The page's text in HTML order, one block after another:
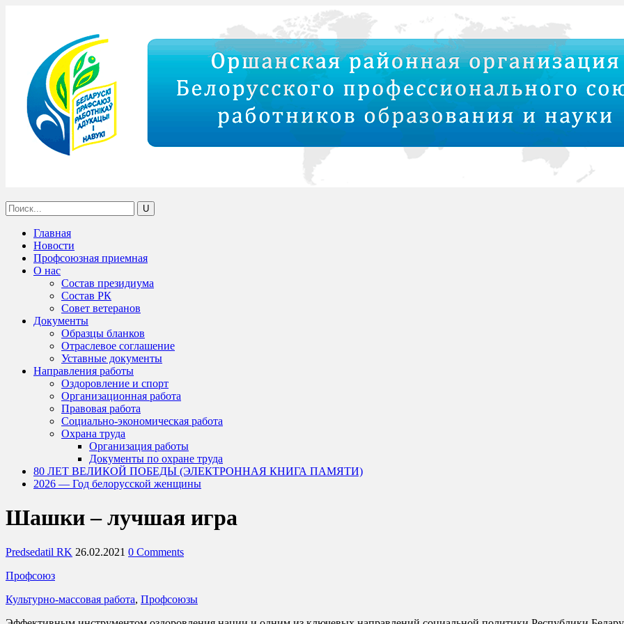
Главная
Новости
Профсоюзная приемная
О нас
Состав президиума
Состав РК
Совет ветеранов
Документы
Образцы бланков
Отраслевое соглашение
Уставные документы
Направления работы
Оздоровление и спорт
Организационная работа
Правовая работа
Социально-экономическая работа
Охрана труда
Организация работы
Документы по охране труда
80 ЛЕТ ВЕЛИКОЙ ПОБЕДЫ (ЭЛЕКТРОННАЯ КНИГА ПАМЯТИ)
2026 — Год белорусской женщины
Шашки – лучшая игра
Predsedatil RK 26.02.2021 0 Comments
Профсоюз
Культурно-массовая работа, Профсоюзы